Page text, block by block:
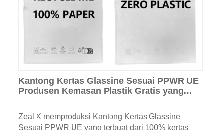
Kantong Kertas Glassine Sesuai PPWR UE
Produsen Kemasan Plastik Gratis yang
Zeal X memproduksi Kantong Kertas Glassine
Sesuai PPWR UE yang terbuat dari 100% kertas